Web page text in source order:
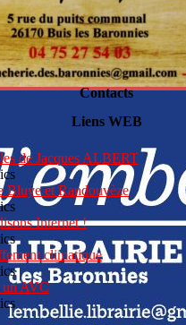
Contacts
Liens WEB
de Jacques ALBERT
Bluye et Randouvèze
Internet !
climatique
un AVC